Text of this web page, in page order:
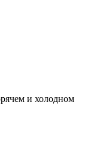
и холодном